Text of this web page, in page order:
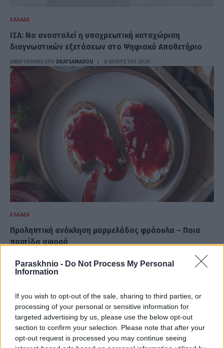
Paraskhnio - Do Not Process My Personal
Information
If you wish to opt-out of the sale, sharing to third parties, or
processing of your personal or sensitive information for
targeted advertising by us, please use the below opt-out
section to confirm your selection. Please note that after your
opt-out request is processed you may continue seeing
ΕΛΛΆΔΑ
ΙΣΑ: Να ανασταλεί η υποχρεωτική καταχώριση
διαγνωστικών εξετάσεων στο Ψηφιακό Αποθετήριο
ΑΝΑΡΤΗΘΗΚΕ ΑΠΟ DKATSAMADOU 8 ΑΥΓΟΎΣΤΟΥ 2026
ΕΛΛΆΔΑ
Προληπτική ανάκληση μαρμελάδας φράουλα – Ποια
παρτίδα αφορά